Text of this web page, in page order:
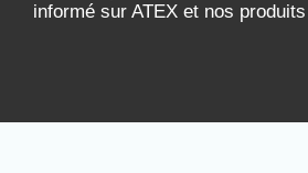
informé sur ATEX et nos produits